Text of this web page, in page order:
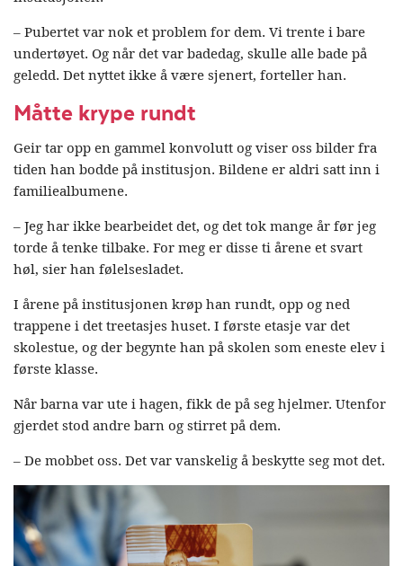
– Pubertet var nok et problem for dem. Vi trente i bare
undertøyet. Og når det var badedag, skulle alle bade på
geledd. Det nyttet ikke å være sjenert, forteller han.
Måtte krype rundt
Geir tar opp en gammel konvolutt og viser oss bilder fra
tiden han bodde på institusjon. Bildene er aldri satt inn i
familiealbumene.
– Jeg har ikke bearbeidet det, og det tok mange år før jeg
torde å tenke tilbake. For meg er disse ti årene et svart
høl, sier han følelsesladet.
I årene på institusjonen krøp han rundt, opp og ned
trappene i det treetasjes huset. I første etasje var det
skolestue, og der begynte han på skolen som eneste elev i
første klasse.
Når barna var ute i hagen, fikk de på seg hjelmer. Utenfor
gjerdet stod andre barn og stirret på dem.
– De mobbet oss. Det var vanskelig å beskytte seg mot det.